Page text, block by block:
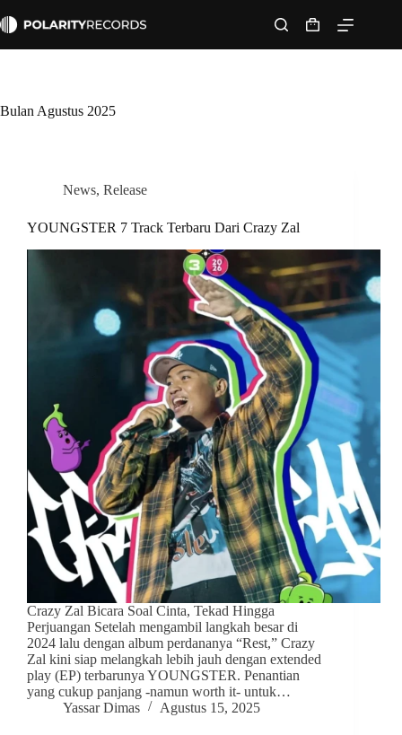
to
Shopping
cart
Bulan Agustus 2025
News, Release
YOUNGSTER 7 Track Terbaru Dari Crazy Zal
Crazy Zal Bicara Soal Cinta, Tekad Hingga
Perjuangan Setelah mengambil langkah besar di
2024 lalu dengan album perdananya “Rest,” Crazy
Zal kini siap melangkah lebih jauh dengan extended
play (EP) terbarunya YOUNGSTER. Penantian
yang cukup panjang -namun worth it- untuk…
Yassar Dimas
Agustus 15, 2025